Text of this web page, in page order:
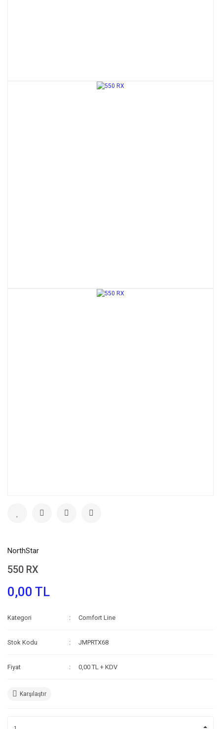
NorthStar
550 RX
0,00 TL
Kategori Comfort Line
Stok Kodu JMPRTX68
Fiyat 0,00 TL + KDV
Karşılaştır